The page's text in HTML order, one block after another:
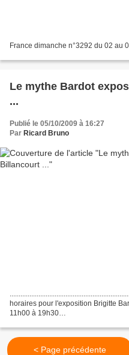
France dimanche n°3292 du 02 au
Le mythe Bardot
...
Publié le 05/10/2009 à 16:27
Par Ricard Bruno
horaires pour l'exposition Brigitte
11h00 à 19h30
...........................
< Page précédente